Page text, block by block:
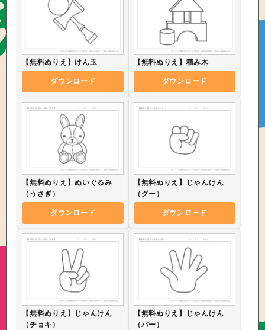
【無料ぬりえ】けん玉
ダウンロード
【無料ぬりえ】積み木
ダウンロード
【無料ぬりえ】ぬいぐるみ
（うさぎ）
ダウンロード
【無料ぬりえ】じゃんけん
（グー）
ダウンロード
【無料ぬりえ】じゃんけん
（チョキ）
【無料ぬりえ】じゃんけん
（パー）